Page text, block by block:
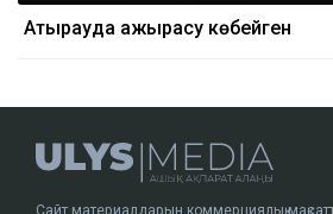
Атырауда ажырасу көбейген
Сайт материалдарын коммерциялық